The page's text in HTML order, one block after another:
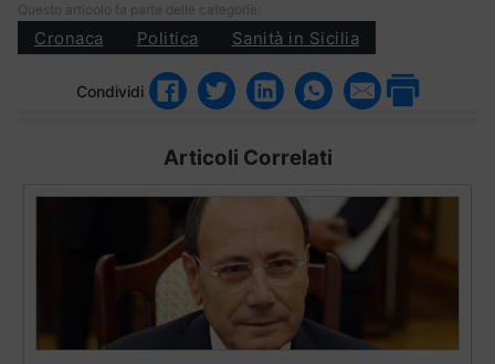
Questo articolo fa parte delle categorie:
Cronaca Politica Sanità in Sicilia
Condividi
Articoli Correlati